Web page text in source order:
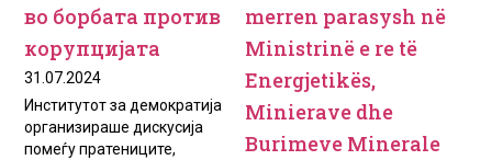
во борбата против
корупцијата
31.07.2024
Институтот за демократија
организираше дискусија
помеѓу пратениците,
merren parasysh në
Ministrinë e re të
Energjetikës,
Minierave dhe
Burimeve Minerale